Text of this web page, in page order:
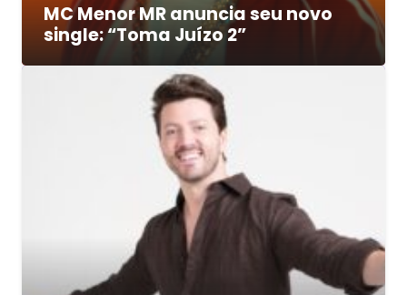
MC Menor MR anuncia seu novo
single: “Toma Juízo 2”